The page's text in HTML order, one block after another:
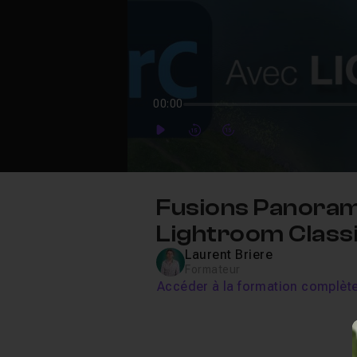
00:00
PlayForwardForward
Fusions
Lightroom
Laurent Briere
Accéder à la formation